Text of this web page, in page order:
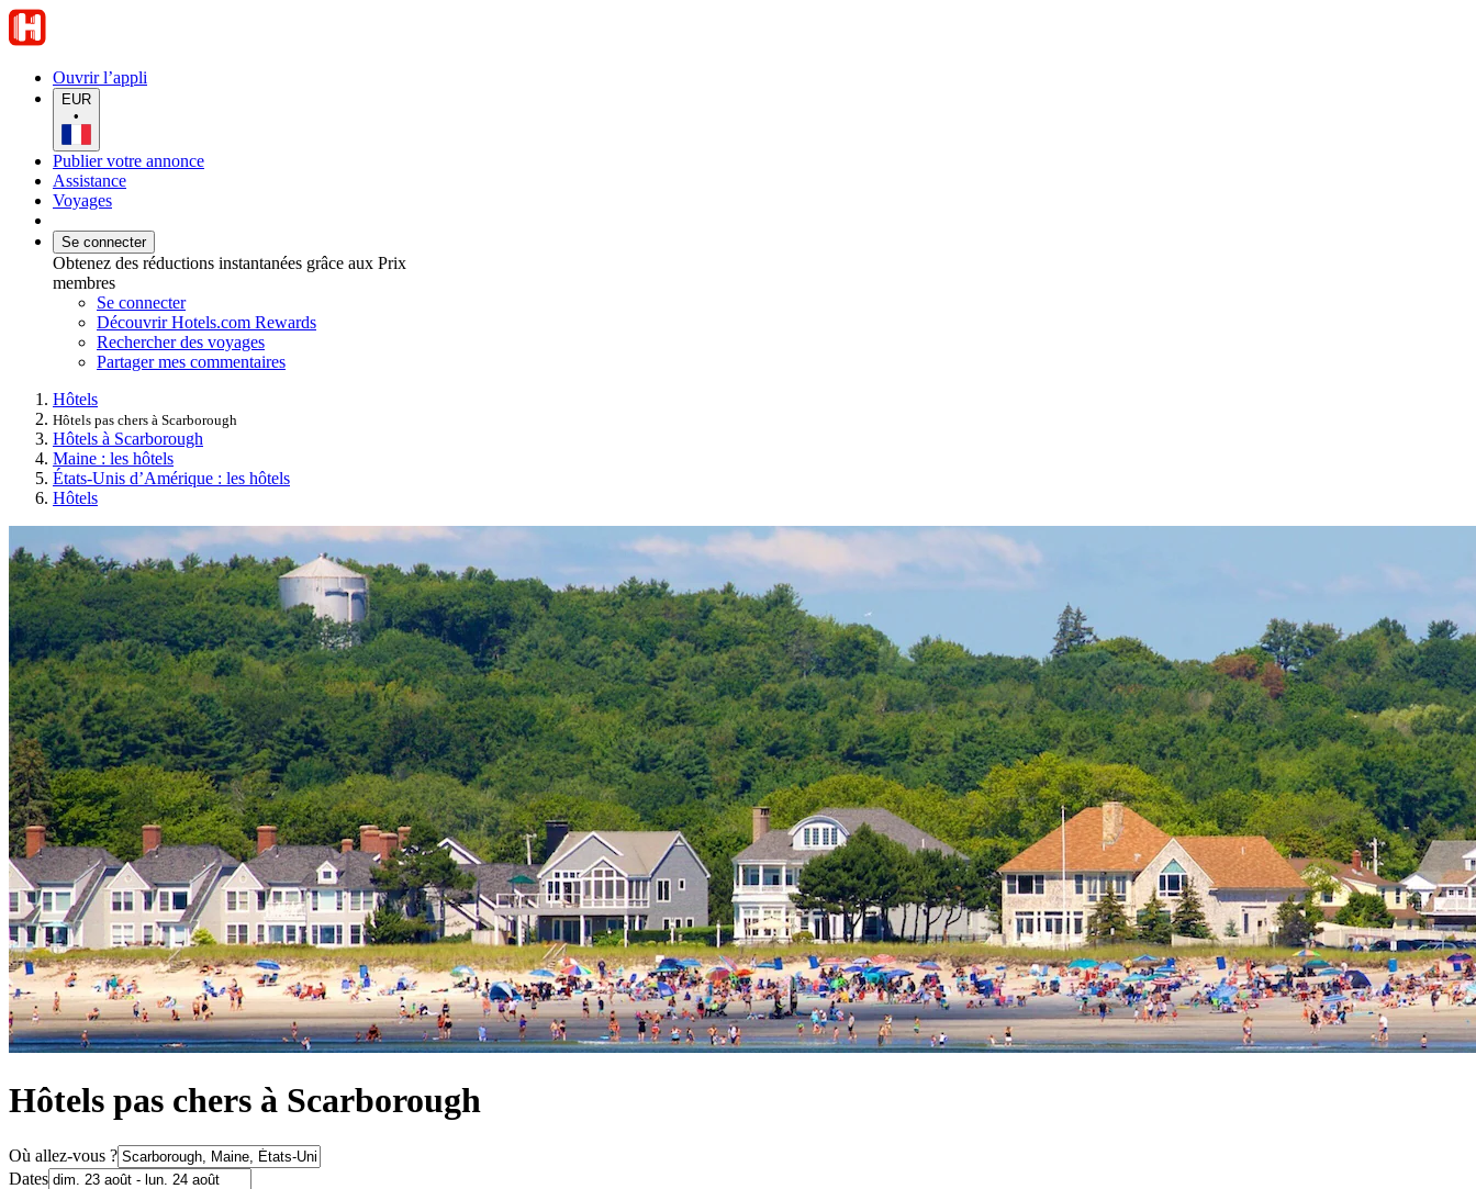
Ouvrir l’appli
EUR
•
Publier votre annonce
Assistance
Voyages
Se connecter
Obtenez des réductions instantanées grâce aux Prix
membres
Se connecter
Découvrir Hotels.com Rewards
Rechercher des voyages
Partager mes commentaires
Hôtels
Hôtels pas chers à Scarborough
Hôtels à Scarborough
Maine : les hôtels
États-Unis d’Amérique : les hôtels
Hôtels
Hôtels pas chers à Scarborough
Où allez-vous ?
Dates